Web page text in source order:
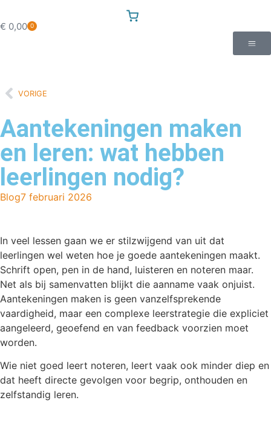
€ 0,00 0
VORIGE
Aantekeningen maken
en leren: wat hebben
leerlingen nodig?
Blog7 februari 2026
In veel lessen gaan we er stilzwijgend van uit dat
leerlingen wel weten hoe je goede aantekeningen maakt.
Schrift open, pen in de hand, luisteren en noteren maar.
Net als bij samenvatten blijkt die aanname vaak onjuist.
Aantekeningen maken is geen vanzelfsprekende
vaardigheid, maar een complexe leerstrategie die expliciet
aangeleerd, geoefend en van feedback voorzien moet
worden.
Wie niet goed leert noteren, leert vaak ook minder diep en
dat heeft directe gevolgen voor begrip, onthouden en
zelfstandig leren.